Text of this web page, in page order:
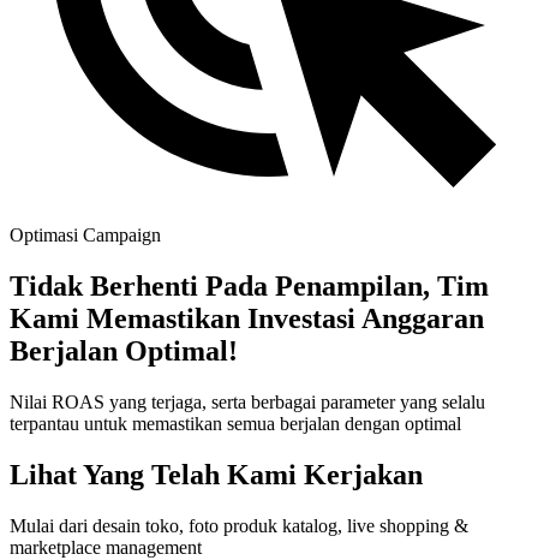
Optimasi Campaign
Tidak Berhenti Pada Penampilan, Tim
Kami Memastikan Investasi Anggaran
Berjalan Optimal!
Nilai ROAS yang terjaga, serta berbagai parameter yang selalu
terpantau untuk memastikan semua berjalan dengan optimal
Lihat Yang Telah Kami Kerjakan
Mulai dari desain toko, foto produk katalog, live shopping &
marketplace management